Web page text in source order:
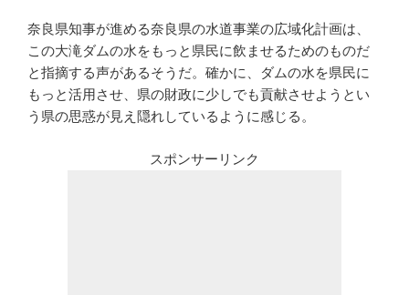
奈良県知事が進める奈良県の水道事業の広域化計画は、
この大滝ダムの水をもっと県民に飲ませるためのものだ
と指摘する声があるそうだ。確かに、ダムの水を県民に
もっと活用させ、県の財政に少しでも貢献させようとい
う県の思惑が見え隠れしているように感じる。
スポンサーリンク